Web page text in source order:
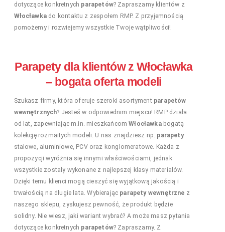
dotyczące konkretnych parapetów? Zapraszamy klientów z
Włocławka do kontaktu z zespołem RMP. Z przyjemnością
pomożemy i rozwiejemy wszystkie Twoje wątpliwości!
Parapety dla klientów z Włocławka
– bogata oferta modeli
Szukasz firmy, która oferuje szeroki asortyment parapetów
wewnętrznych? Jesteś w odpowiednim miejscu! RMP działa
od lat, zapewniając m.in. mieszkańcomWłocławkabogatą
kolekcję rozmaitych modeli. U nas znajdziesz np. parapety
stalowe, aluminiowe, PCV oraz konglomeratowe. Każda z
propozycji wyróżnia się innymi właściwościami, jednak
wszystkie zostały wykonane z najlepszej klasy materiałów.
Dzięki temu klienci mogą cieszyć się wyjątkową jakością i
trwałością na długie lata. Wybierając parapety wewnętrzne z
naszego sklepu, zyskujesz pewność, że produkt będzie
solidny. Nie wiesz, jaki wariant wybrać? A może masz pytania
dotyczące konkretnych parapetów? Zapraszamy. Z